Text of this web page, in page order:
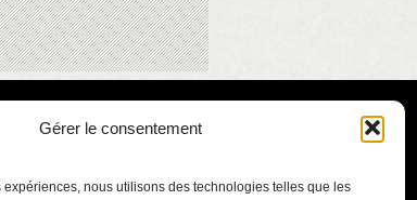
Gérer le consentement
expériences, nous utilisons des technologies telles que les